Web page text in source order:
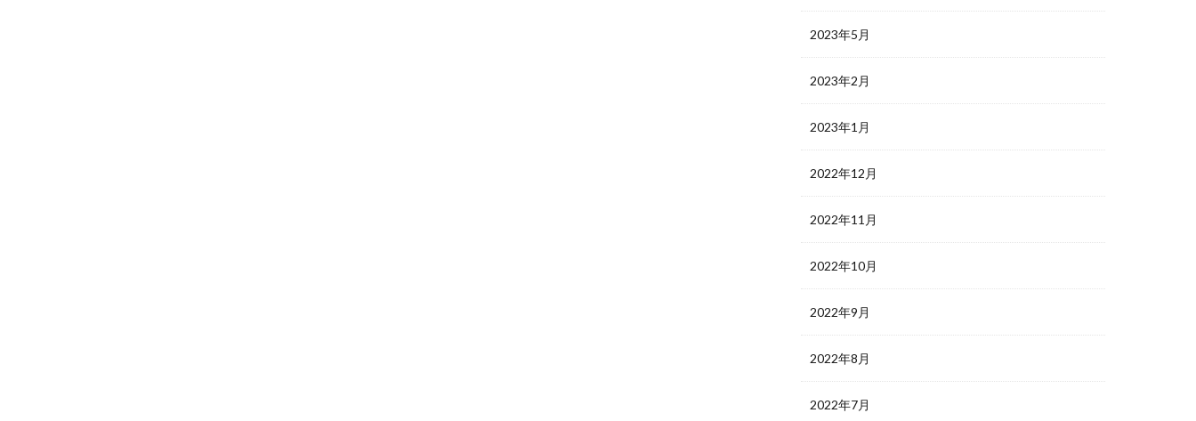
2023年5月
2023年2月
2023年1月
2022年12月
2022年11月
2022年10月
2022年9月
2022年8月
2022年7月